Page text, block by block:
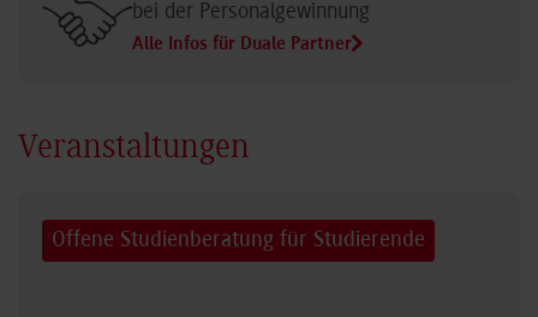
bei der Personalgewinnung
Alle Infos für Duale Partner
Veranstaltungen
Offene Studienberatung für Studierende